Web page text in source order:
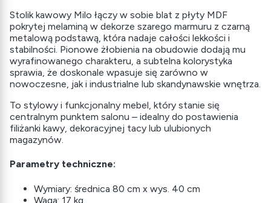
Stolik kawowy Milo łączy w sobie blat z płyty MDF
pokrytej melaminą w dekorze szarego marmuru z czarną
metalową podstawą, która nadaje całości lekkości i
stabilności. Pionowe żłobienia na obudowie dodają mu
wyrafinowanego charakteru, a subtelna kolorystyka
sprawia, że doskonale wpasuje się zarówno w
nowoczesne, jak i industrialne lub skandynawskie wnętrza.
To stylowy i funkcjonalny mebel, który stanie się
centralnym punktem salonu – idealny do postawienia
filiżanki kawy, dekoracyjnej tacy lub ulubionych
magazynów.
Parametry techniczne:
Wymiary: średnica 80 cm x wys. 40 cm
Waga: 17 kg